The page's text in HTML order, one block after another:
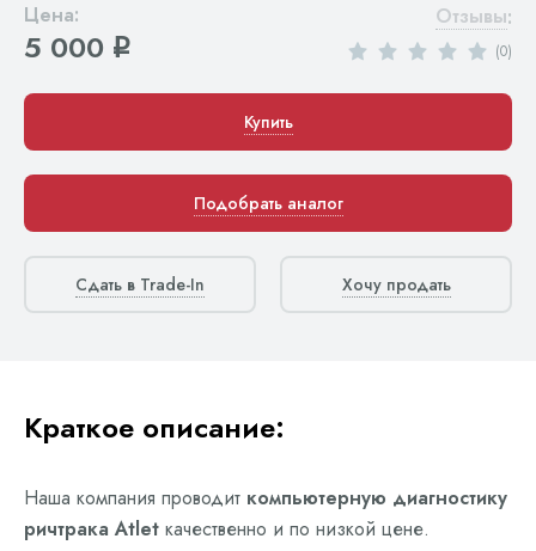
Цена:
5 000 q
Отзывы:
(0)
Купить
Подобрать аналог
Сдать в Trade-In Хочу продать
Краткое описание:
Наша компания проводит компьютерную диагностику
ричтрака Atlet качественно и по низкой цене.